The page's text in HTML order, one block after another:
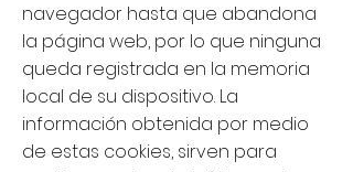
navegador hasta que abandona
la página web, por lo que ninguna
queda registrada en la memoria
local de su dispositivo. La
información obtenida por medio
de estas cookies, sirven para